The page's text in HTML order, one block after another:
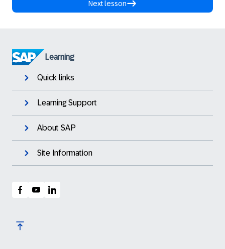
Next lesson
Learning
Quick links
Learning Support
About SAP
Site Information